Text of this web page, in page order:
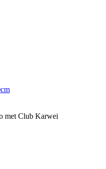
met Club Karwei